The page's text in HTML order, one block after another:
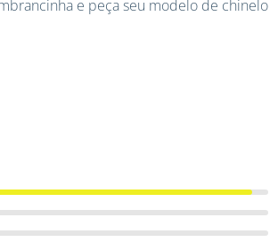
e peça seu modelo de chinelo